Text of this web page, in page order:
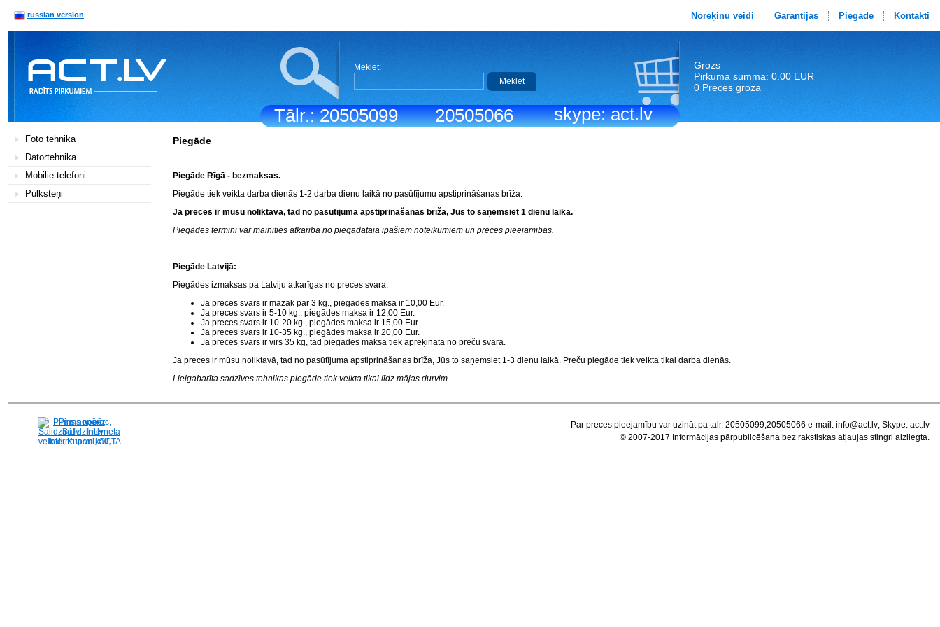
Tālr.: 20505099 20505066 skype: act.lv
russian version Norēķinu veidi Garantijas Piegāde Kontakti
Meklēt:
Meklet
Grozs
Pirkuma summa: 0.00 EUR
0 Preces grozā
Foto tehnika
Datortehnika
Mobilie telefoni
Pulksteņi
Piegāde
Piegāde Rīgā - bezmaksas.
Piegāde tiek veikta darba dienās 1-2 darba dienu laikā no pasūtījumu apstiprināšanas brīža.
Ja preces ir mūsu noliktavā, tad no pasūtījuma apstiprināšanas brīža, Jūs to saņemsiet 1 dienu laikā.
Piegādes termiņi var mainīties atkarībā no piegādātāja īpašiem noteikumiem un preces pieejamības.
Piegāde Latvijā:
Piegādes izmaksas pa Latviju atkarīgas no preces svara.
Ja preces svars ir mazāk par 3 kg., piegādes maksa ir 10,00 Eur.
Ja preces svars ir 5-10 kg., piegādes maksa ir 12,00 Eur.
Ja preces svars ir 10-20 kg., piegādes maksa ir 15,00 Eur.
Ja preces svars ir 10-35 kg., piegādes maksa ir 20,00 Eur.
Ja preces svars ir virs 35 kg, tad piegādes maksa tiek aprēķināta no preču svara.
Ja preces ir mūsu noliktavā, tad no pasūtījuma apstiprināšanas brīža, Jūs to saņemsiet 1-3 dienu laikā. Preču piegāde tiek veikta tikai darba dienās.
Lielgabarīta sadzīves tehnikas piegāde tiek veikta tikai līdz mājas durvim.
Pirms nopērc,
Salidzini.lv - Interneta
veikali, Kuponi, OCTA
Par preces pieejamību var uzināt pa talr. 20505099,20505066 e-mail: info@act.lv; Skype: act.lv
© 2007-2017 Informācijas pārpublicēšana bez rakstiskas atļaujas stingri aizliegta.